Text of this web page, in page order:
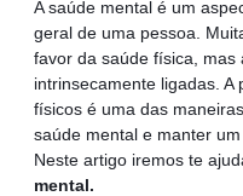
A saúde mental é um
geral de uma pessoa.
favor da saúde física,
intrinsecamente ligadas.
físicos é uma das
saúde mental e manter
Neste artigo iremos te
mental.